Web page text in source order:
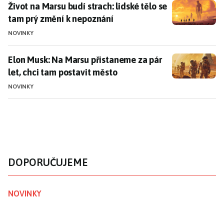
Život na Marsu budí strach: lidské tělo se tam prý
Život na Marsu budí strach: lidské tělo se
tam prý změní k nepoznání
NOVINKY
Elon Musk: Na Marsu přistaneme za pár let, chci tam
Elon Musk: Na Marsu přistaneme za pár
let, chci tam postavit město
NOVINKY
DOPORUČUJEME
NOVINKY